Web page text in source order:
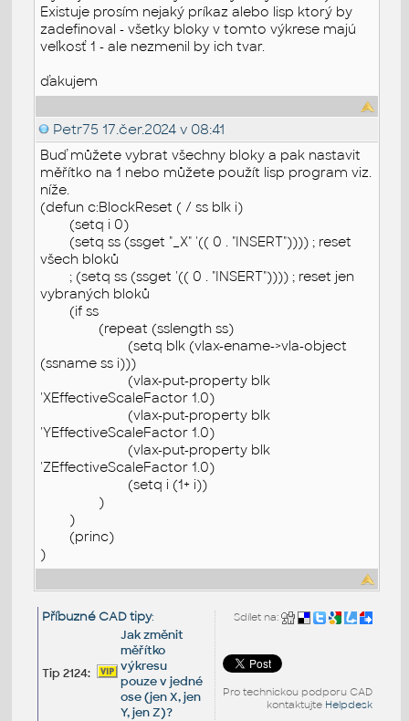
Existuje prosím nejaký príkaz alebo lisp ktorý by
zadefinoval - všetky bloky v tomto výkrese majú
veľkosť 1 - ale nezmenil by ich tvar.
ďakujem
Petr75 17.čer.2024 v 08:41
Buď můžete vybrat všechny bloky a pak nastavit
měřítko na 1 nebo můžete použít lisp program viz.
níže.
(defun c:BlockReset ( / ss blk i)
(setq i 0)
(setq ss (ssget "_X" '(( 0 . "INSERT")))) ; reset
všech bloků
; (setq ss (ssget '(( 0 . "INSERT")))) ; reset jen
vybraných bloků
(if ss
(repeat (sslength ss)
(setq blk (vlax-ename->vla-object
(ssname ss i)))
(vlax-put-property blk
'XEffectiveScaleFactor 1.0)
(vlax-put-property blk
'YEffectiveScaleFactor 1.0)
(vlax-put-property blk
'ZEffectiveScaleFactor 1.0)
(setq i (1+ i))
)
)
(princ)
)
Sdílet na:
Pro technickou podporu CAD
kontaktujte Helpdesk
Příbuzné CAD tipy:
Tip 2124:
Jak změnit
měřítko
výkresu
pouze v jedné
ose (jen X, jen
Y, jen Z)?